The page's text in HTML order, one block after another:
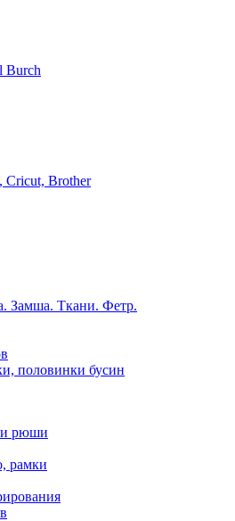
Burch
Cricut, Brother
Замша. Ткани. Фетр.
половинки бусин
рюши
рамки